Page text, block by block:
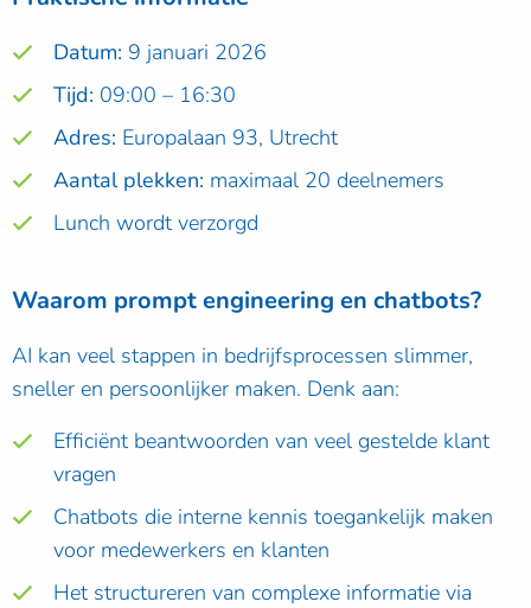
Datum: 9 januari 2026
Tijd: 09:00 – 16:30
Adres: Europalaan 93, Utrecht
Aantal plekken: maximaal 20 deelnemers
Lunch wordt verzorgd
Waarom prompt engineering en chatbots?
AI kan veel stappen in bedrijfsprocessen slimmer,
sneller en persoonlijker maken. Denk aan:
Efficiënt beantwoorden van veel gestelde klant
vragen
Chatbots die interne kennis toegankelijk maken
voor medewerkers en klanten
Het structureren van complexe informatie via